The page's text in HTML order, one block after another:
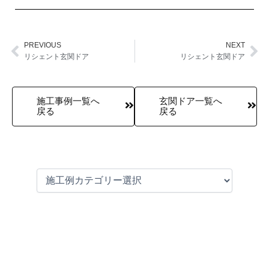
PrevPREVIOUS
リシェント玄関ドア
NEXT
リシェント玄関ドア
施工事例一覧へ
戻る
玄関ドア一覧へ
戻る